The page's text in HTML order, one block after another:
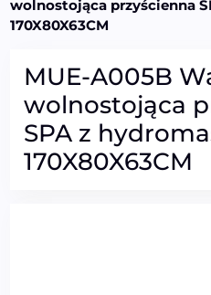
wolnostojąca przyścienna
170X80X63CM
MUE-A005B
wolnostojąca
SPA z
170X80X63CM